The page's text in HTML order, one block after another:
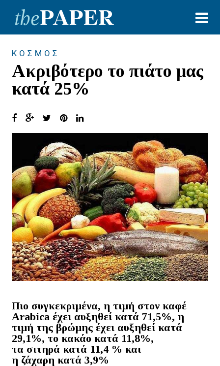
ΚΟΣΜΟΣ
Ακριβότερο το πιάτο μας
κατά 25%
Πιο συγκεκριμένα, η τιμή στον καφέ
Arabica έχει αυξηθεί κατά 71,5%, η
τιμή της βρώμης έχει αυξηθεί κατά
29,1%, το κακάο κατά 11,8%,
τα σιτηρά κατά 11,4 % και
η ζάχαρη κατά 3,9%